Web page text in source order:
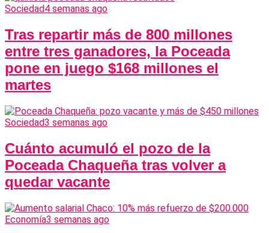
Sociedad4 semanas ago
Tras repartir más de 800 millones
entre tres ganadores, la Poceada
pone en juego $168 millones el
martes
Sociedad3 semanas ago
Cuánto acumuló el pozo de la
Poceada Chaqueña tras volver a
quedar vacante
Economía3 semanas ago